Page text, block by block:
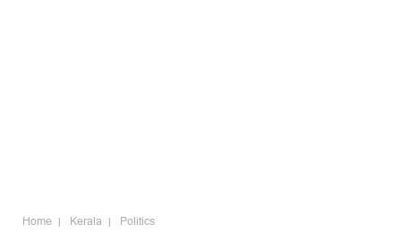
Home Kerala Politics